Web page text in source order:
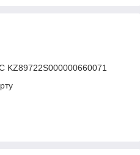
KZ89722S000000660071